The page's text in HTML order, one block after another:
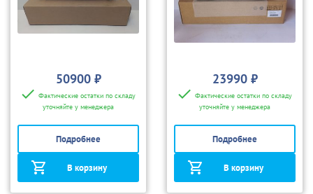
50900 ₽
Фактические остатки по складу
уточняйте у менеджера
Подробнее
В корзину
23990 ₽
Фактические остатки по складу
уточняйте у менеджера
Подробнее
В корзину